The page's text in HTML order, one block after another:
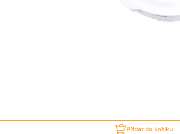
Přidat do košíku